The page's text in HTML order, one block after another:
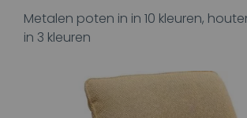
Metalen poten in in 10 kleuren,
in 3 kleuren